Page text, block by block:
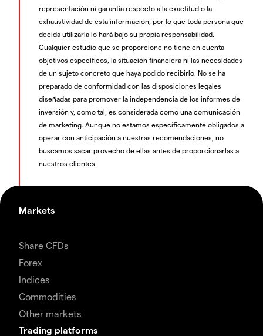
representación ni garantía respecto a la exactitud o la
exhaustividad de esta información, por lo que toda persona que
decida utilizarla lo hará bajo su propia responsabilidad.
Cualquier estudio que se proporcione no tiene en cuenta
objetivos específicos, la situación financiera ni las necesidades
de un sujeto concreto que haya podido recibirlo. No se ha
preparado de conformidad con las disposiciones legales
diseñadas para promover la independencia de los informes de
inversión y, como tal, es considerada como una comunicación
de marketing. Aunque no estamos específicamente obligados a
operar con anticipación a nuestras recomendaciones, no
buscamos sacar provecho de ellas antes de proporcionarlas a
nuestros clientes.
Markets
Share CFDs
Forex
Indices
Commodities
Other markets
Trading platforms